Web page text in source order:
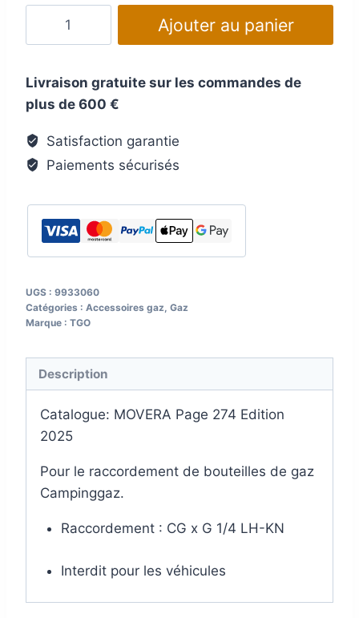
1,0kg/h
50mbar,
vanne
d'arrêt
Ajouter au panier
Livraison gratuite sur les commandes de
plus de 600 €
Satisfaction garantie
Paiements sécurisés
UGS : 9933060
Catégories : Accessoires gaz Gaz
Marque : TGO
Description
Catalogue: MOVERA Page 274 Edition
2025
Pour le raccordement de bouteilles de gaz
Campinggaz.
Raccordement : CG x G 1/4 LH-KN
Interdit pour les véhicules